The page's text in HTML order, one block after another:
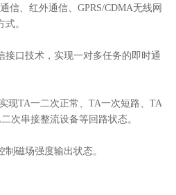
信、红外通信、GPRS/CDMA无线网
。
接口技术，实现一对多任务的即时通
现TA一二次正常、TA一次短路、TA
次串接整流设备等回路状态。
磁场强度输出状态。